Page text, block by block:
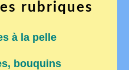
rubriques
à la pelle
bouquins